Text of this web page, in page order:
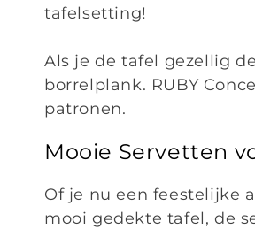
tafelsetting!
Als je de tafel gezellig
borrelplank. RUBY
patronen.
Mooie Servetten
Of je nu een feestelijke
mooi gedekte tafel, de